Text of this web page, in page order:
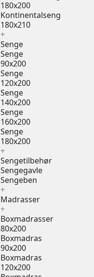
180x200
Kontinentalseng
180x210
+
Senge
Senge
90x200
Senge
120x200
Senge
140x200
Senge
160x200
Senge
180x200
+
Sengetilbehør
Sengegavle
Sengeben
+
Madrasser
+
Boxmadrasser
80x200
Boxmadras
90x200
Boxmadras
120x200